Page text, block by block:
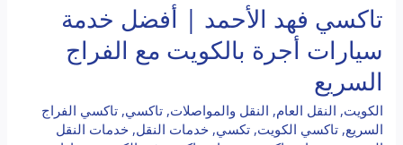
تاكسي فهد الأحمد | أفضل خدمة
سيارات أجرة بالكويت مع الفراج
السريع
الكويت, النقل العام, النقل والمواصلات,تاكسي,تاكسي الفراج
السريع,تاكسي الكويت,تكسي,خدمات النقل,خدمات النقل